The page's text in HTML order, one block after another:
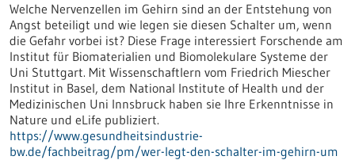
Welche Nervenzellen im Gehirn sind an der Entstehung von
Angst beteiligt und wie legen sie diesen Schalter um, wenn
die Gefahr vorbei ist? Diese Frage interessiert Forschende am
Institut für Biomaterialien und Biomolekulare Systeme der
Uni Stuttgart. Mit Wissenschaftlern vom Friedrich Miescher
Institut in Basel, dem National Institute of Health und der
Medizinischen Uni Innsbruck haben sie Ihre Erkenntnisse in
Nature und eLife publiziert.
https://www.gesundheitsindustrie-
bw.de/fachbeitrag/pm/wer-legt-den-schalter-im-gehirn-um